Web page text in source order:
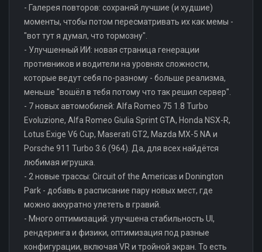
- Галерея повторов: сохраняй лучшие (и худшие)
моменты, чтобы потом пересматривать их как мемы -
"вот тут я думал, что тормозну".
- Улучшенный ИИ: новая страница генерации
противников и водители на уровнях сложности,
которые ведут себя по-разному - больше реализма,
меньше "вошёл в тебя потому что так решил сервер".
- 7 новых автомобилей: Alfa Romeo 75 1.8 Turbo
Evoluzione, Alfa Romeo Giulia Sprint GTA, Honda NSX-R,
Lotus Exige V6 Cup, Maserati GT2, Mazda MX-5 NA и
Porsche 911 Turbo 3.6 (964). Да, для всех найдётся
любимая игрушка.
- 2 новые трассы: Circuit of the Americas и Donington
Park - добавь в расписание пару новых мест, где
можно аккуратно улететь в гравий.
- Много оптимизаций: улучшена стабильность UI,
рендеринга и физики, оптимизация под разные
конфигурации, включая VR и тройной экран. То есть